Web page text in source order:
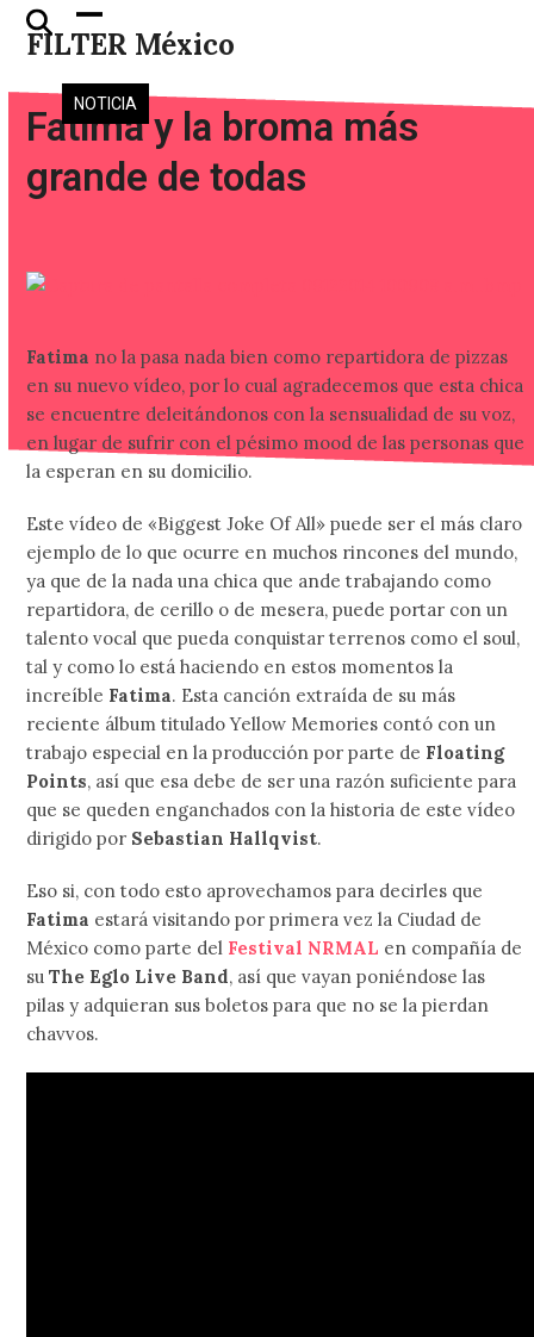
Skip
FILTER México
Open
mobile
menu
Close
mobile
menu
NOTICIA
Fatima y la broma más
grande de todas
Fatima no la pasa nada bien como repartidora de pizzas
en su nuevo vídeo, por lo cual agradecemos que esta chica
se encuentre deleitándonos con la sensualidad de su voz,
en lugar de sufrir con el pésimo mood de las personas que
la esperan en su domicilio.
Este vídeo de «Biggest Joke Of All» puede ser el más claro
ejemplo de lo que ocurre en muchos rincones del mundo,
ya que de la nada una chica que ande trabajando como
repartidora, de cerillo o de mesera, puede portar con un
talento vocal que pueda conquistar terrenos como el soul,
tal y como lo está haciendo en estos momentos la
increíble Fatima. Esta canción extraída de su más
reciente álbum titulado Yellow Memories contó con un
trabajo especial en la producción por parte de Floating
Points, así que esa debe de ser una razón suficiente para
que se queden enganchados con la historia de este vídeo
dirigido por Sebastian Hallqvist.
Eso si, con todo esto aprovechamos para decirles que
Fatima estará visitando por primera vez la Ciudad de
México como parte del Festival NRMAL en compañía de
suThe Eglo Live Band, así que vayan poniéndose las
pilas y adquieran sus boletos para que no se la pierdan
chavvos.